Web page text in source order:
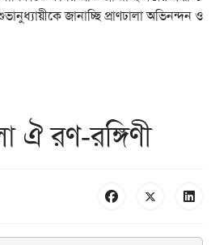
জানাচ্ছি প্রাণঢালা অভিনন্দন ও
রণ-রঙ্গিণী